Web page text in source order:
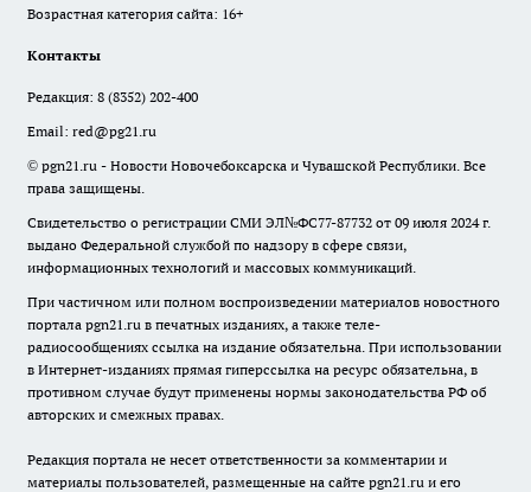
Возрастная категория сайта: 16+
Контакты
Редакция: 8 (8352) 202-400
Email: red@pg21.ru
© pgn21.ru - Новости Новочебоксарска и Чувашской Республики. Все
права защищены.
Свидетельство о регистрации СМИ ЭЛ№ФС77-87732 от 09 июля 2024 г.
выдано Федеральной службой по надзору в сфере связи,
информационных технологий и массовых коммуникаций.
При частичном или полном воспроизведении материалов новостного
портала pgn21.ru в печатных изданиях, а также теле-
радиосообщениях ссылка на издание обязательна. При использовании
в Интернет-изданиях прямая гиперссылка на ресурс обязательна, в
противном случае будут применены нормы законодательства РФ об
авторских и смежных правах.
Редакция портала не несет ответственности за комментарии и
материалы пользователей, размещенные на сайте pgn21.ru и его